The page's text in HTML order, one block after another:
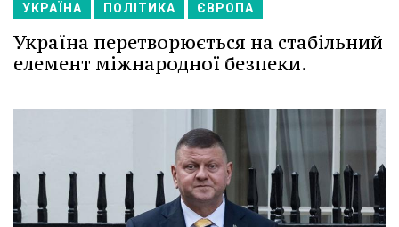
УКРАЇНА ПОЛІТИКА ЄВРОПА
Україна перетворюється на стабільний
елемент міжнародної безпеки.